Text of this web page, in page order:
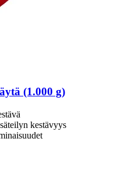
(1.000 g)
kestävyys